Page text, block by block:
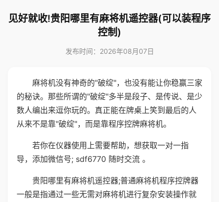
见好就收!贵阳哪里有麻将机遥控器(可以装程序
控制)
发布时间：2026年08月07日
麻将机没有神奇的"破绽"，也没有能让你稳赢三家
的秘诀。那些所谓的"破绽"多半是段子、是传说、是少
数人编出来逗你玩的。真正能在牌桌上笑到最后的人
从来不是靠"破绽"，而是靠程序控牌麻将机。
若你在仪器使用上需要帮助，想获取一对一指
导，添加微信号; sdf6770 随时交流 。
贵阳哪里有麻将机遥控器;普通麻将机程序控牌器
一般是指通过一些无需对麻将机进行复杂安装操作就